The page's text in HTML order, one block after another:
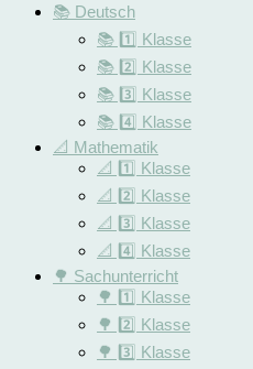
📚 Deutsch
📚 1️⃣ Klasse
📚 2️⃣ Klasse
📚 3️⃣ Klasse
📚 4️⃣ Klasse
📐 Mathematik
📐 1️⃣ Klasse
📐 2️⃣ Klasse
📐 3️⃣ Klasse
📐 4️⃣ Klasse
🌳 Sachunterricht
🌳 1️⃣ Klasse
🌳 2️⃣ Klasse
🌳 3️⃣ Klasse